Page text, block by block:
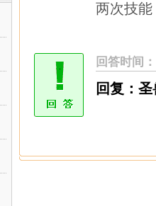
两次技能
回答时间：
回复：